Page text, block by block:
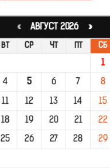
«АВГУСТ 2026 »
ВТ СР ЧТ ПТ СБ
1
4 5 6 7 8
11 12 13 14 15
18 19 20 21 22
25 26 27 28 29